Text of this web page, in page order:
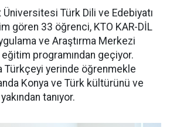
Türk Dili ve Edebiyatı
gören 33 öğrenci, KTO KAR-DİL
ve Araştırma Merkezi
eğitim programından geçiyor.
Türkçeyi yerinde öğrenmekle
Konya ve Türk kültürünü ve
tanıyor.